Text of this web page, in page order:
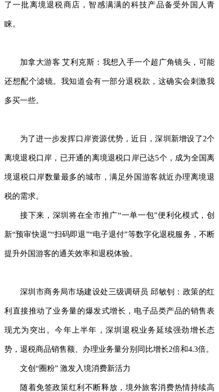
了一批离境退税商店，智感满满的科技产品备受外国人青
睐。
加拿大游客 艾利克斯：我想入手一个超广角镜头，可能
还想配个滤镜。我知道会有一部分退税款，这确实会刺激我
多买一些。
为了进一步发挥口岸资源优势，近日，深圳新增设了2个
离境退税口岸，已开通的离境退税口岸已达5个，成为全国离
境退税口岸数量最多的城市，满足外国游客就近办理离境退
税的需求。
接下来，深圳将在全市推广“一单一包”便利化模式，创
新“预审快退”“扫码即退”“电子退付”等数字化退税服务，不断
提升外国游客的通关效率和退税体验。
深圳市商务局市场建设处三级调研员 邱敏钊：政策的红
利直接推动了业务量的爆发式增长，电子品类产品的销售表
现尤为突出。今年上半年，深圳退税业务延续强劲增长态
势，退税商品销售额、办理业务量分别同比增长2倍和4.3倍。
文创“圈粉” 激发入境消费新活力
随着免签政策红利不断释放，境外旅客消费热情持续高